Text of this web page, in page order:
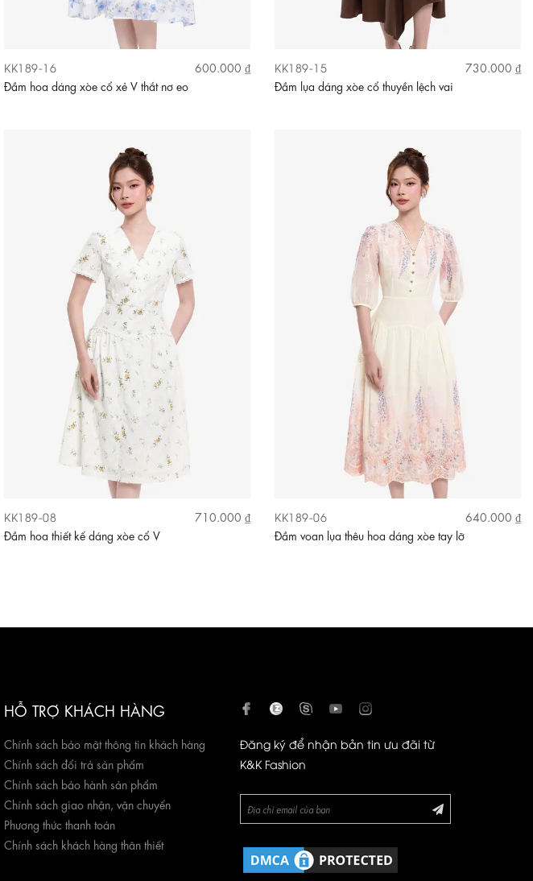
KK189-16
600.000 ₫
Đầm hoa dáng xòe cổ xẻ V thắt nơ eo
KK189-15
730.000 ₫
Đầm lụa dáng xòe cổ thuyền lệch vai
KK189-08
710.000 ₫
Đầm hoa thiết kế dáng xòe cổ V
KK189-06
640.000 ₫
Đầm voan lụa thêu hoa dáng xòe tay lỡ
HỖ TRỢ KHÁCH HÀNG
Chính sách bảo mật thông tin khách hàng
Chính sách đổi trả sản phẩm
Chính sách bảo hành sản phẩm
Chính sách giao nhận, vận chuyển
Phương thức thanh toán
Chính sách khách hàng thân thiết
Đăng ký để nhận bản tin ưu đãi từ
K&K Fashion